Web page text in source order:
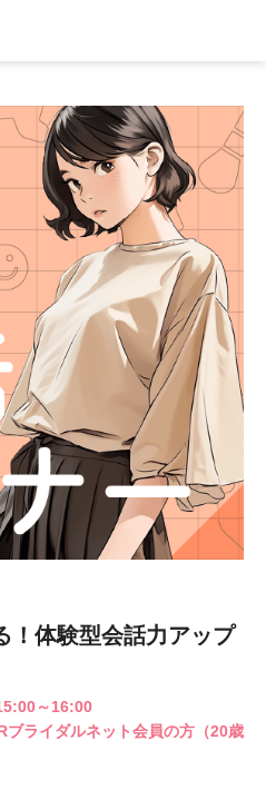
！体験型会話力アップ
～16:00
ブライダルネット会員の方（20歳